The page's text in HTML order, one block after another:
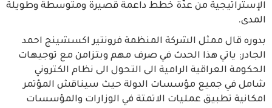
الإستراتيجية من عدّة خطط داعمة قصيرة ومتوسطة وطويلة
المدى.
بدوره قال ممثل الشركة المنظمة فرونتير اكسشينج احمد
الجادر: ياتي هذا الحدث في صرف مهم وبتزامن مع توجيهات
الحكومة العراقية الرامية الى التحول الى نظام الكتروني
شامل في جميع مؤسسات الدولة حيث سيناقش المؤتمر
امكانية تطبيق عمليات الاتمتة في الوزارات والمؤسسات